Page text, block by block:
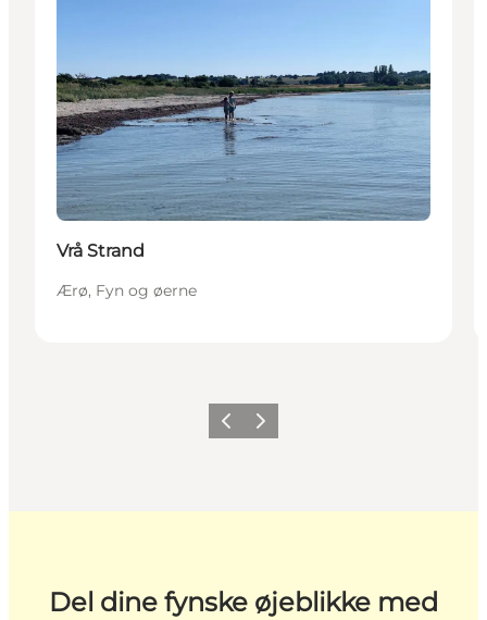
Vrå Strand
Ærø, Fyn og øerne
ForrigeNæste
Del dine fynske øjeblikke med